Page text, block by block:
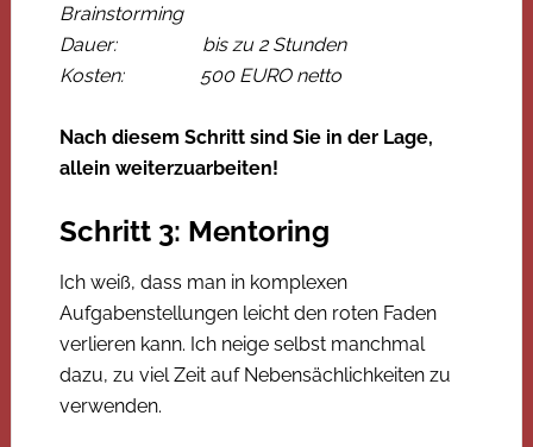
Brainstorming
Dauer: bis zu 2 Stunden
Kosten: 500 EURO netto
Nach diesem Schritt sind Sie in der Lage,
allein weiterzuarbeiten!
Schritt 3: Mentoring
Ich weiß, dass man in komplexen
Aufgabenstellungen leicht den roten Faden
verlieren kann. Ich neige selbst manchmal
dazu, zu viel Zeit auf Nebensächlichkeiten zu
verwenden.